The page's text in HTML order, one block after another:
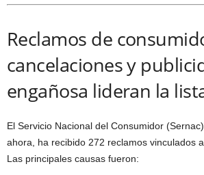
Reclamos de
cancelaciones y
engañosa lideran la
El Servicio Nacional del Consumidor
ahora, ha recibido 272 reclamos vinculados
Las principales causas fueron: